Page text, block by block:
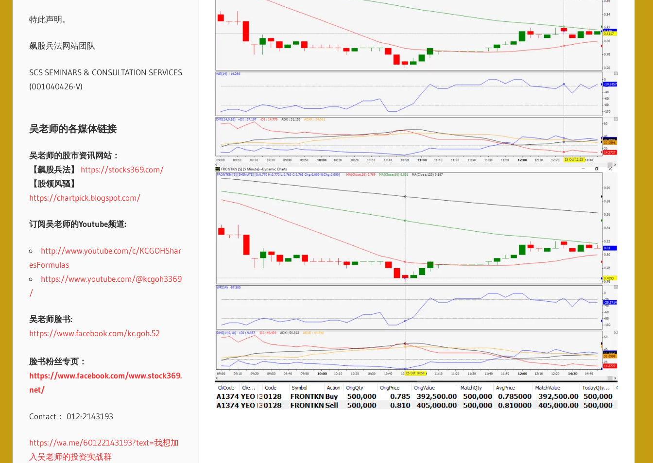
特此声明。
飙股兵法网站团队
SCS SEMINARS & CONSULTATION SERVICES
(001040426-V)
吴老师的各媒体链接
吴老师的股市资讯网站：
【飙股兵法】
https://stocks369.com/
【股领风骚】
https://chartpick.blogspot.com/
订阅吴老师的Youtube频道:
http://www.youtube.com/c/KCGOHShar
esFormulas
https://www.youtube.com/@kcgoh3369
/
吴老师脸书:
https://www.facebook.com/kc.goh.52
脸书粉丝专页：
https://www.facebook.com/www.stock369.
net/
Contact： 012-2143193
https://wa.me/60122143193?text=我想加
入吴老师的投资实战群